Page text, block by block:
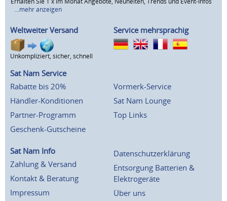
...mehr anzeigen
Weltweiter Versand
Unkompliziert, sicher, schnell
Service mehrsprachig
Sat Nam Service
Rabatte bis 20%
Händler-Konditionen
Partner-Programm
Geschenk-Gutscheine
Vormerk-Service
Sat Nam Lounge
Top Links
Sat Nam Info
Zahlung & Versand
Kontakt & Beratung
Impressum
Datenschutzerklärung
Entsorgung Batterien &
Elektrogeräte
Über uns